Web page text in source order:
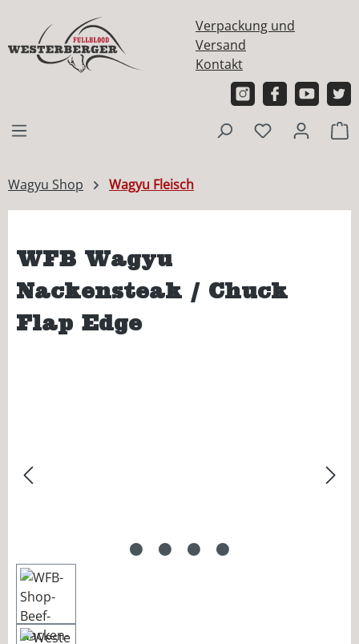
Verpackung und
Versand
Kontakt
Wagyu Shop Wagyu Fleisch
WFB Wagyu
Nackensteak / Chuck
Flap Edge